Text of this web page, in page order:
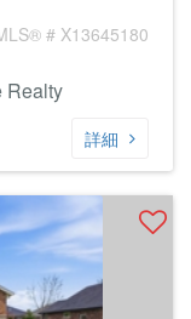
# X13645180
Realty
詳細